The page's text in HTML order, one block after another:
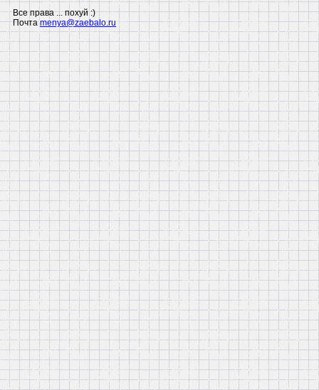
Все права ... похуй :)
Почтаmenya@zaebalo.ru